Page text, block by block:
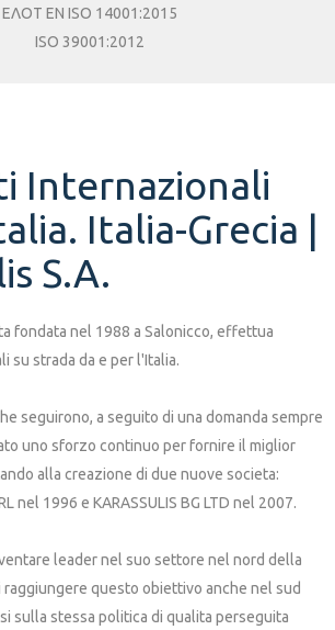
ΕΛΟΤ ΕΝ ISO 14001:2015
ISO 39001:2012
Internazionali
Italia-Grecia |
S.A.
fondata nel 1988 a Salonicco, effettua
su strada da e per l'Italia.
seguirono, a seguito di una domanda sempre
uno sforzo continuo per fornire il miglior
alla creazione di due nuove societa:
nel 1996 e KARASSULIS BG LTD nel 2007.
leader nel suo settore nel nord della
raggiungere questo obiettivo anche nel sud
sulla stessa politica di qualita perseguita